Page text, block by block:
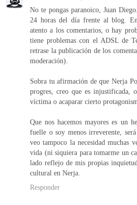
No te pongas paranoico, Juan
24 horas del día frente al blog.
atento a los comentarios, o hay
tiene problemas con el ADSL de
retrase la publicación de los
moderación).
Sobra tu afirmación de que Nerja
progres, creo que es injustificada,
víctima o acaparar cierto
Que nos hacemos mayores es un
fuelle o soy menos irreverente,
veo tampoco la necesidad muchas
vida (ni siquiera para tomarme un
lado reflejo de mis propias
cultural en Nerja.
Responder